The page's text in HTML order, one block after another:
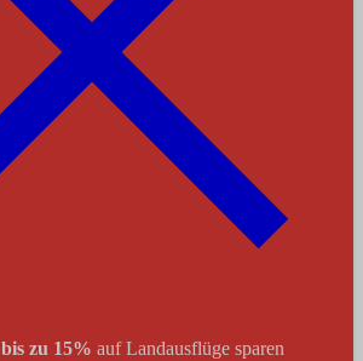
bis zu 15% auf Landausflüge sparen